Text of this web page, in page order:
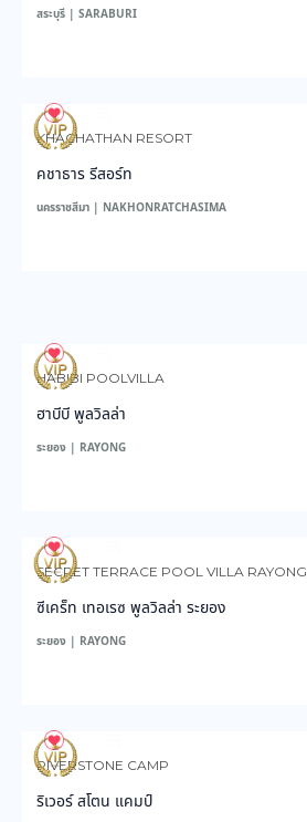
สระบุรี | SARABURI
62
KHACHATHAN RESORT
คชาธาร รีสอร์ท
นครราชสีมา | NAKHONRATCHASIMA
84
HABIBI POOLVILLA
ฮาบีบี พูลวิลล่า
ระยอง | RAYONG
108
SECRET TERRACE POOL VILLA RAYONG
ซีเคร็ท เทอเรซ พูลวิลล่า ระยอง
ระยอง | RAYONG
108
RIVERSTONE CAMP
ริเวอร์ สโตน แคมป์